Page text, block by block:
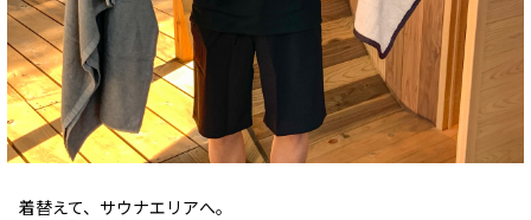
着替えて、サウナエリアへ。